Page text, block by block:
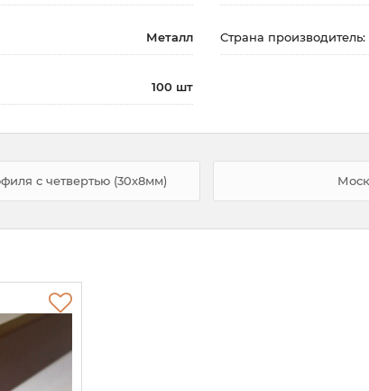
Металл Страна производитель:
100 шт
с четвертью (30х8мм)